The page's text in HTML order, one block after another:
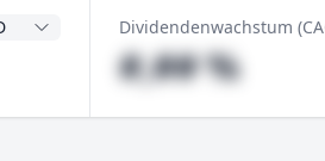
Dividendenwachstum
#,## %